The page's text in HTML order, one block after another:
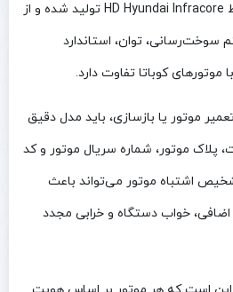
Bobcat D34 است که توسط HD Hyundai Infracore تولید شده و از
سوخت‌رسانی، توان، استاندارد
کوباتا تفاوت دارد.
موتور یا بازسازی، باید مدل دقیق
پلاک موتور، شماره سریال موتور و کد
اشتباه موتور می‌تواند باعث
اضافی، خواب دستگاه و خرابی مجدد